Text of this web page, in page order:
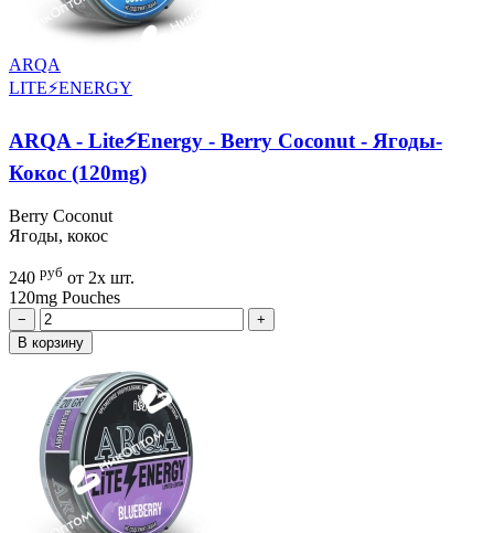
ARQA
LITE⚡ENERGY
ARQA - Lite⚡Energy - Berry Coconut - Ягоды-
Кокос (120mg)
Berry Coconut
Ягоды, кокос
240 руб от 2х шт.
120mg Pouches
−
+
В корзину